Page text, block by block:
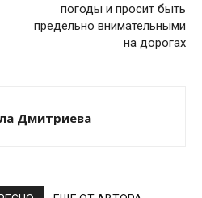
погоды и просит быть
предельно внимательными
на дорогах
Дмитриева